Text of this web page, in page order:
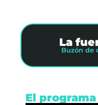
La
Buzón de
El